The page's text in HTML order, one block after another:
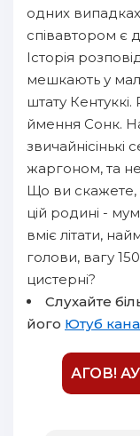
одних
співавтором є
Історія
мешкають у
штату Кентуккі.
ймення Сонк.
жаргоном, та
Що ви скажете,
цій родині -
вміє літати,
голови, вагу
цистерні?
Слухайте
його Ютуб
АГОВ!